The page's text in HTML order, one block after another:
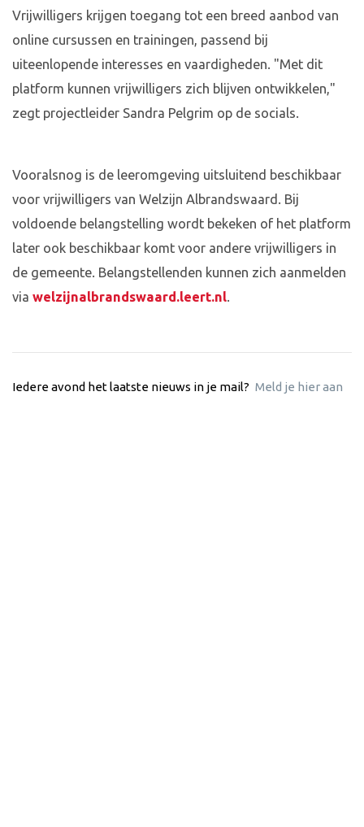
Vrijwilligers krijgen toegang tot een breed aanbod van
online cursussen en trainingen, passend bij
uiteenlopende interesses en vaardigheden. "Met dit
platform kunnen vrijwilligers zich blijven ontwikkelen,"
zegt projectleider Sandra Pelgrim op de socials.
Vooralsnog is de leeromgeving uitsluitend beschikbaar
voor vrijwilligers van Welzijn Albrandswaard. Bij
voldoende belangstelling wordt bekeken of het platform
later ook beschikbaar komt voor andere vrijwilligers in
de gemeente. Belangstellenden kunnen zich aanmelden
via welzijnalbrandswaard.leert.nl.
Iedere avond het laatste nieuws in je mail? Meld je hier aan